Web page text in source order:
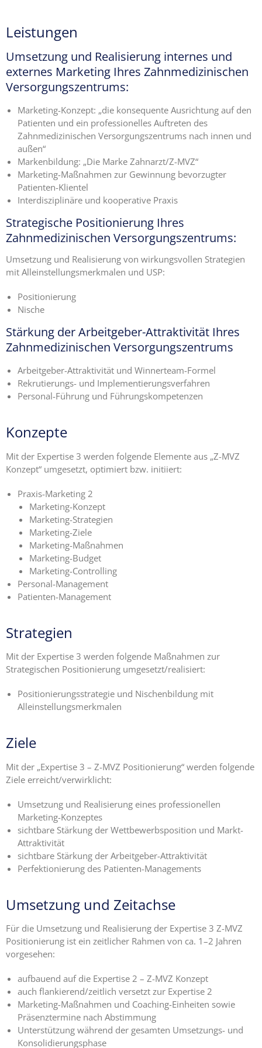
Leistungen
Umsetzung und Realisierung internes und
externes Marketing Ihres Zahnmedizinischen
Versorgungszentrums:
Marketing-Konzept: „die konsequente Ausrichtung auf den
Patienten und ein professionelles Auftreten des
Zahnmedizinischen Versorgungszentrums nach innen und
außen“
Markenbildung: „Die Marke Zahnarzt/Z-MVZ“
Marketing-Maßnahmen zur Gewinnung bevorzugter
Patienten-Klientel
Interdisziplinäre und kooperative Praxis
Strategische Positionierung Ihres
Zahnmedizinischen Versorgungszentrums:
Umsetzung und Realisierung von wirkungsvollen Strategien
mit Alleinstellungsmerkmalen und USP:
Positionierung
Nische
Stärkung der Arbeitgeber-Attraktivität Ihres
Zahnmedizinischen Versorgungszentrums
Arbeitgeber-Attraktivität und Winnerteam-Formel
Rekrutierungs- und Implementierungsverfahren
Personal-Führung und Führungskompetenzen
Konzepte
Mit der Expertise 3 werden folgende Elemente aus „Z-MVZ
Konzept“ umgesetzt, optimiert bzw. initiiert:
Praxis-Marketing 2
Marketing-Konzept
Marketing-Strategien
Marketing-Ziele
Marketing-Maßnahmen
Marketing-Budget
Marketing-Controlling
Personal-Management
Patienten-Management
Strategien
Mit der Expertise 3 werden folgende Maßnahmen zur
Strategischen Positionierung umgesetzt/realisiert:
Positionierungsstrategie und Nischenbildung mit
Alleinstellungsmerkmalen
Ziele
Mit der „Expertise 3 – Z-MVZ Positionierung“ werden folgende
Ziele erreicht/verwirklicht:
Umsetzung und Realisierung eines professionellen
Marketing-Konzeptes
sichtbare Stärkung der Wettbewerbsposition und Markt-
Attraktivität
sichtbare Stärkung der Arbeitgeber-Attraktivität
Perfektionierung des Patienten-Managements
Umsetzung und Zeitachse
Für die Umsetzung und Realisierung der Expertise 3 Z-MVZ
Positionierung ist ein zeitlicher Rahmen von ca. 1–2 Jahren
vorgesehen:
aufbauend auf die Expertise 2 – Z-MVZ Konzept
auch flankierend/zeitlich versetzt zur Expertise 2
Marketing-Maßnahmen und Coaching-Einheiten sowie
Präsenztermine nach Abstimmung
Unterstützung während der gesamten Umsetzungs- und
Konsolidierungsphase
MVZ
Basics
Expertise
MVZ
Konzept
Expertise 3 –
Z-MVZ
Positionierung
Expertise 4
– Z-MVZ
Filialisierung
Z-MVZ
Management
Blockaden
und
angestellter
Zahnärzte
Seminare
Kontakt